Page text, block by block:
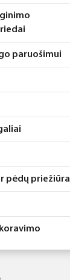
paruošimui
pėdų priežiūra